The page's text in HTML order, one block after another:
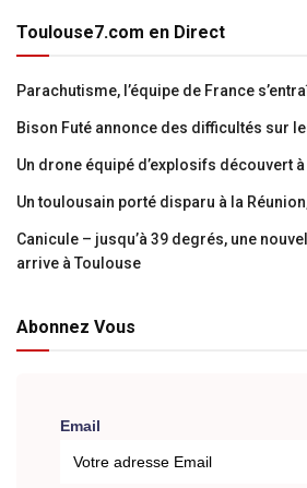
Toulouse7.com en Direct
Parachutisme, l’équipe de France
Bison Futé annonce des difficultés sur
Un drone équipé d’explosifs découvert
Un toulousain porté disparu à la
Canicule – jusqu’à 39 degrés, une
arrive à Toulouse
Abonnez Vous
Email